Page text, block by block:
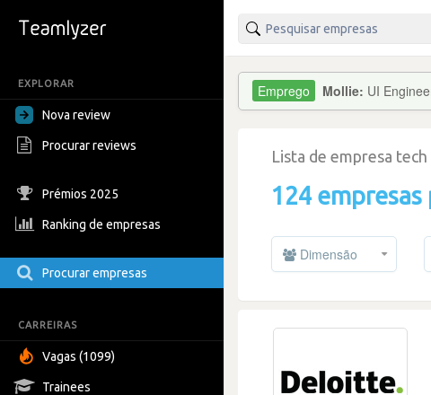
EXPLORAR
Nova review
Procurar reviews
Prémios 2025
Ranking de empresas
Procurar empresas
CARREIRAS
Vagas (1099)
Trainees
Mollie: UI
Lista de empresa
124
Dimensão